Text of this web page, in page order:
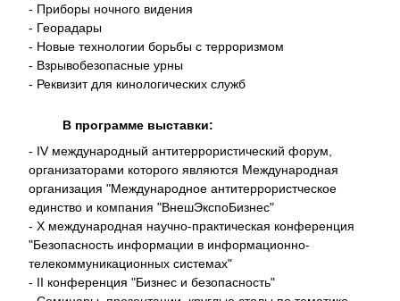
- Приборы ночного видения
- Георадары
- Новые технологии борьбы с терроризмом
- Взрывобезопасные урны
- Реквизит для кинологических служб
В программе выставки:
- IV международный антитеррористический форум,
организаторами которого являются Международная
организация "Международное антитеррористческое
единство и компания "ВнешЭкспоБизнес"
- X международная научно-практическая конференция
"Безопасность информации в информационно-
телекоммуникационных системах"
- II конференция "Бизнес и безопасность"